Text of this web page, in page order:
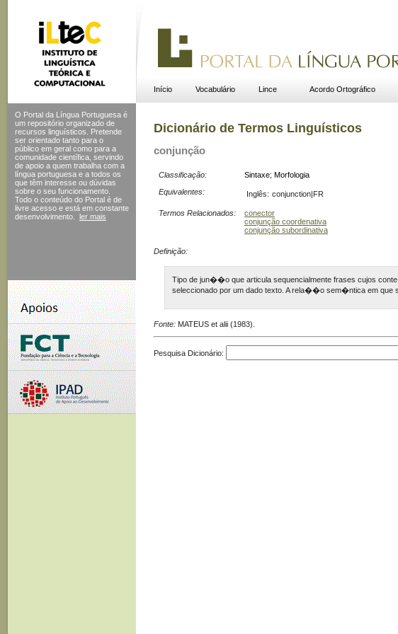
Início Vocabulário Lince Acordo Ortográfico
O Portal da Língua Portuguesa é
um repositório organizado de
recursos linguísticos. Pretende
ser orientado tanto para o
público em geral como para a
comunidade científica, servindo
de apoio a quem trabalha com a
língua portuguesa e a todos os
que têm interesse ou dúvidas
sobre o seu funcionamento.
Todo o conteúdo do Portal é de
livre acesso e está em constante
desenvolvimento.
ler mais
Dicionário de Termos Linguísticos
conjunção
Classificação: Sintaxe; Morfologia
Equivalentes:
Inglês: conjunction|FR
Termos Relacionados:
conector
conjunção coordenativa
conjunção subordinativa
Definição:
Tipo de jun��o que articula sequencialmente frases cujos
seleccionado por um dado texto. A rela��o sem�ntica em
Fonte: MATEUS et alii (1983).
Pesquisa Dicionário: